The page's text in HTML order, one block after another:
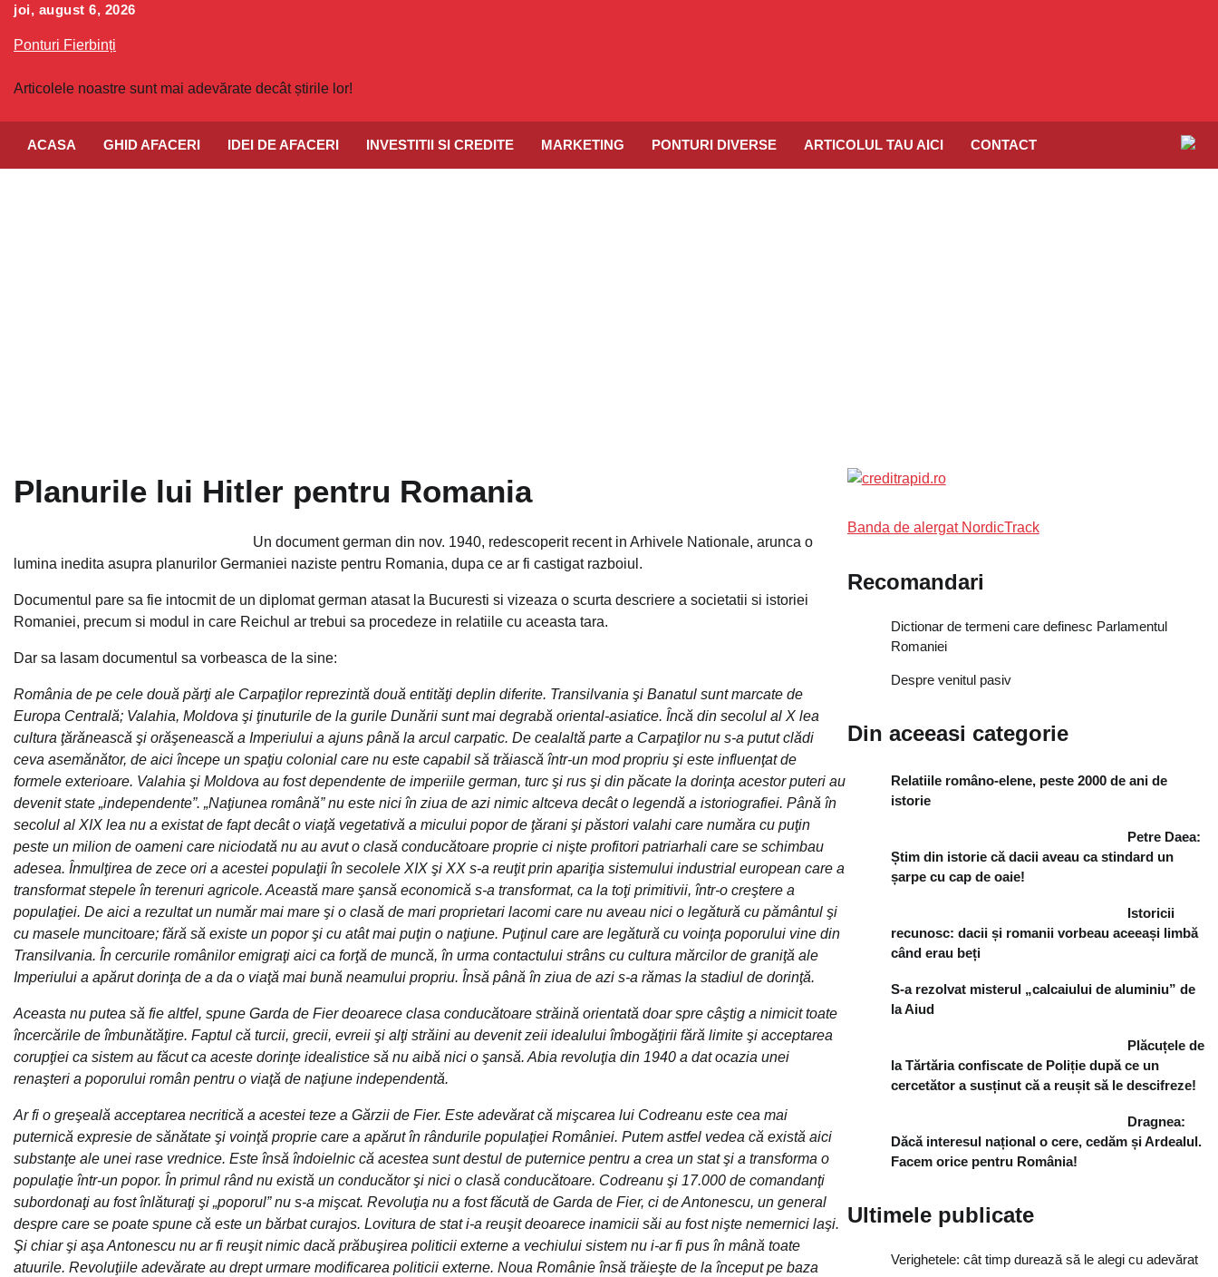
Skip
content
joi, august 6, 2026
Ponturi Fierbinți
Articolele noastre sunt mai adevărate decât știrile lor!
ACASA GHID AFACERI IDEI DE AFACERI INVESTITII SI CREDITE MARKETING PONTURI DIVERSE ARTICOLUL TAU AICI CONTACT
Planurile lui Hitler pentru Romania
Un document german din nov. 1940, redescoperit recent in Arhivele Nationale, arunca o
lumina inedita asupra planurilor Germaniei naziste pentru Romania, dupa ce ar fi castigat razboiul.
Documentul pare sa fie intocmit de un diplomat german atasat la Bucuresti si vizeaza o scurta descriere a societatii si istoriei
Romaniei, precum si modul in care Reichul ar trebui sa procedeze in relatiile cu aceasta tara.
Dar sa lasam documentul sa vorbeasca de la sine:
România de pe cele două părţi ale Carpaţilor reprezintă două entităţi deplin diferite. Transilvania şi Banatul sunt marcate de
Europa Centrală; Valahia, Moldova şi ţinuturile de la gurile Dunării sunt mai degrabă oriental-asiatice. Încă din secolul al X lea
cultura ţărănească şi orăşenească a Imperiului a ajuns până la arcul carpatic. De cealaltă parte a Carpaţilor nu s-a putut clădi
ceva asemănător, de aici începe un spaţiu colonial care nu este capabil să trăiască într-un mod propriu şi este influenţat de
formele exterioare. Valahia şi Moldova au fost dependente de imperiile german, turc şi rus şi din păcate la dorinţa acestor puteri au
devenit state „independente”. „Naţiunea română” nu este nici în ziua de azi nimic altceva decât o legendă a istoriografiei. Până în
secolul al XIX lea nu a existat de fapt decât o viaţă vegetativă a micului popor de ţărani şi păstori valahi care număra cu puţin
peste un milion de oameni care niciodată nu au avut o clasă conducătoare proprie ci nişte profitori patriarhali care se schimbau
adesea. Înmulţirea de zece ori a acestei populaţii în secolele XIX şi XX s-a reuţit prin apariţia sistemului industrial european care a
transformat stepele în terenuri agricole. Această mare şansă economică s-a transformat, ca la toţi primitivii, într-o creştere a
populaţiei. De aici a rezultat un număr mai mare şi o clasă de mari proprietari lacomi care nu aveau nici o legătură cu pământul şi
cu masele muncitoare; fără să existe un popor şi cu atât mai puţin o naţiune. Puţinul care are legătură cu voinţa poporului vine din
Transilvania. În cercurile românilor emigraţi aici ca forţă de muncă, în urma contactului strâns cu cultura mărcilor de graniţă ale
Imperiului a apărut dorinţa de a da o viaţă mai bună neamului propriu. Însă până în ziua de azi s-a rămas la stadiul de dorinţă.
Aceasta nu putea să fie altfel, spune Garda de Fier deoarece clasa conducătoare străină orientată doar spre câştig a nimicit toate
încercările de îmbunătăţire. Faptul că turcii, grecii, evreii şi alţi străini au devenit zeii idealului îmbogăţirii fără limite şi acceptarea
corupţiei ca sistem au făcut ca aceste dorinţe idealistice să nu aibă nici o şansă. Abia revoluţia din 1940 a dat ocazia unei
renaşteri a poporului român pentru o viaţă de naţiune independentă.
Ar fi o greşeală acceptarea necritică a acestei teze a Gărzii de Fier. Este adevărat că mişcarea lui Codreanu este cea mai
puternică expresie de sănătate şi voinţă proprie care a apărut în rândurile populaţiei României. Putem astfel vedea că există aici
substanţe ale unei rase vrednice. Este însă îndoielnic că acestea sunt destul de puternice pentru a crea un stat şi a transforma o
populaţie într-un popor. În primul rând nu există un conducător şi nici o clasă conducătoare. Codreanu şi 17.000 de comandanţi
subordonaţi au fost înlăturaţi şi „poporul” nu s-a mişcat. Revoluţia nu a fost făcută de Garda de Fier, ci de Antonescu, un general
despre care se poate spune că este un bărbat curajos. Lovitura de stat i-a reuşit deoarece inamicii săi au fost nişte nemernici laşi.
Şi chiar şi aşa Antonescu nu ar fi reuşit nimic dacă prăbuşirea politicii externe a vechiului sistem nu i-ar fi pus în mână toate
atuurile. Revoluţiile adevărate au drept urmare modificarea politicii externe. Noua Românie însă trăieşte de la început pe baza
Banda de alergat NordicTrack
Recomandari
Dictionar de termeni care definesc Parlamentul
Romaniei
Despre venitul pasiv
Din aceeasi categorie
Relatiile româno-elene, peste 2000 de ani de
istorie
Petre Daea:
Știm din istorie că dacii aveau ca stindard un
șarpe cu cap de oaie!
Istoricii
recunosc: dacii și romanii vorbeau aceeași limbă
când erau beți
S-a rezolvat misterul „calcaiului de aluminiu” de
la Aiud
Plăcuțele de
la Tărtăria confiscate de Poliție după ce un
cercetător a susținut că a reușit să le descifreze!
Dragnea:
Dăcă interesul național o cere, cedăm și Ardealul.
Facem orice pentru România!
Ultimele publicate
Verighetele: cât timp durează să le alegi cu adevărat